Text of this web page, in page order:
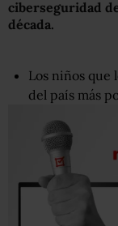
ciberseguridad
década.
Los niños que
del país más